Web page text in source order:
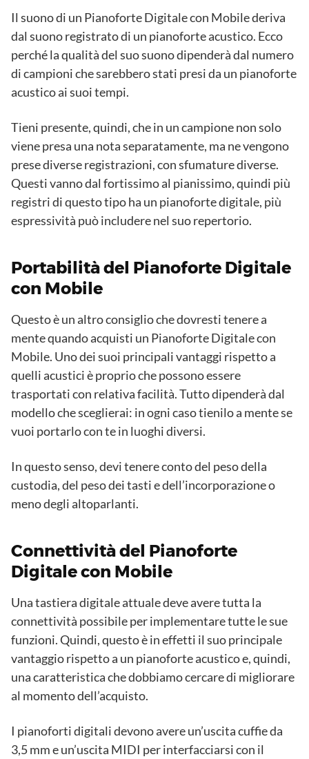
Il suono di un Pianoforte Digitale con Mobile deriva
dal suono registrato di un pianoforte acustico. Ecco
perché la qualità del suo suono dipenderà dal numero
di campioni che sarebbero stati presi da un pianoforte
acustico ai suoi tempi.
Tieni presente, quindi, che in un campione non solo
viene presa una nota separatamente, ma ne vengono
prese diverse registrazioni, con sfumature diverse.
Questi vanno dal fortissimo al pianissimo, quindi più
registri di questo tipo ha un pianoforte digitale, più
espressività può includere nel suo repertorio.
Portabilità del Pianoforte Digitale
con Mobile
Questo è un altro consiglio che dovresti tenere a
mente quando acquisti un Pianoforte Digitale con
Mobile. Uno dei suoi principali vantaggi rispetto a
quelli acustici è proprio che possono essere
trasportati con relativa facilità. Tutto dipenderà dal
modello che sceglierai: in ogni caso tienilo a mente se
vuoi portarlo con te in luoghi diversi.
In questo senso, devi tenere conto del peso della
custodia, del peso dei tasti e dell’incorporazione o
meno degli altoparlanti.
Connettività del Pianoforte
Digitale con Mobile
Una tastiera digitale attuale deve avere tutta la
connettività possibile per implementare tutte le sue
funzioni. Quindi, questo è in effetti il ​​suo principale
vantaggio rispetto a un pianoforte acustico e, quindi,
una caratteristica che dobbiamo cercare di migliorare
al momento dell’acquisto.
I pianoforti digitali devono avere un’uscita cuffie da
3,5 mm e un’uscita MIDI per interfacciarsi con il